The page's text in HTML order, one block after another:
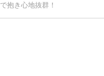
で抱き心地抜群！